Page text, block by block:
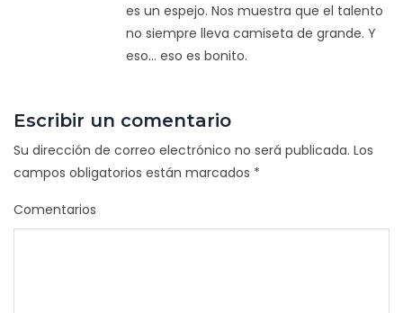
es un espejo. Nos muestra que el talento
no siempre lleva camiseta de grande. Y
eso... eso es bonito.
Escribir un comentario
Su dirección de correo electrónico no será publicada. Los
campos obligatorios están marcados *
Comentarios